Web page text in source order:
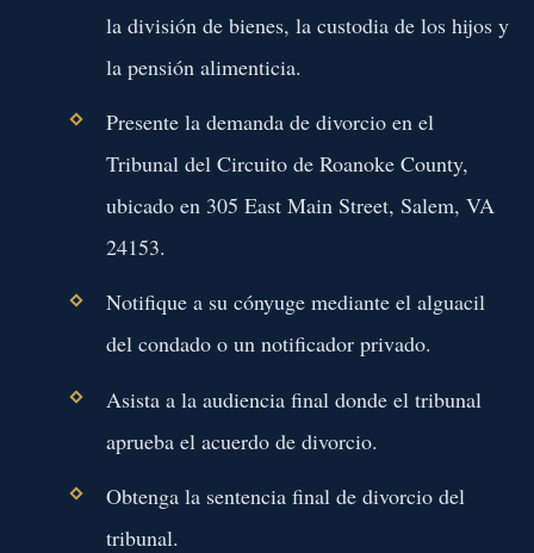
la división de bienes, la custodia de los hijos y
la pensión alimenticia.
Presente la demanda de divorcio en el
Tribunal del Circuito de Roanoke County,
ubicado en 305 East Main Street, Salem, VA
24153.
Notifique a su cónyuge mediante el alguacil
del condado o un notificador privado.
Asista a la audiencia final donde el tribunal
aprueba el acuerdo de divorcio.
Obtenga la sentencia final de divorcio del
tribunal.